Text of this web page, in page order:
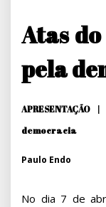
Atas
pela
democracia
Paulo Endo
No dia 7 de